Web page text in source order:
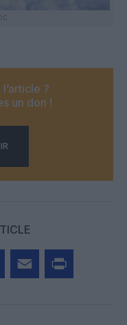
?
un don !